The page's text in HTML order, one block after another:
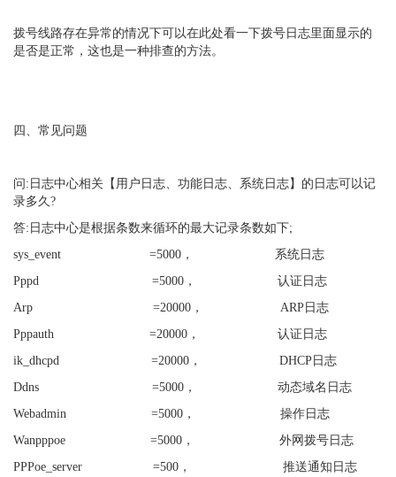
拨号线路存在异常的情况下可以在此处看一下拨号日志里面显示的
是否是正常，这也是一种排查的方法。
四、常见问题
问:日志中心相关【用户日志、功能日志、系统日志】的日志可以记
录多久?
答:日志中心是根据条数来循环的最大记录条数如下;
sys_event =5000， 系统日志
Pppd =5000， 认证日志
Arp =20000， ARP日志
Pppauth =20000， 认证日志
ik_dhcpd =20000， DHCP日志
Ddns =5000， 动态域名日志
Webadmin =5000， 操作日志
Wanpppoe =5000， 外网拨号日志
PPPoe_server =500， 推送通知日志